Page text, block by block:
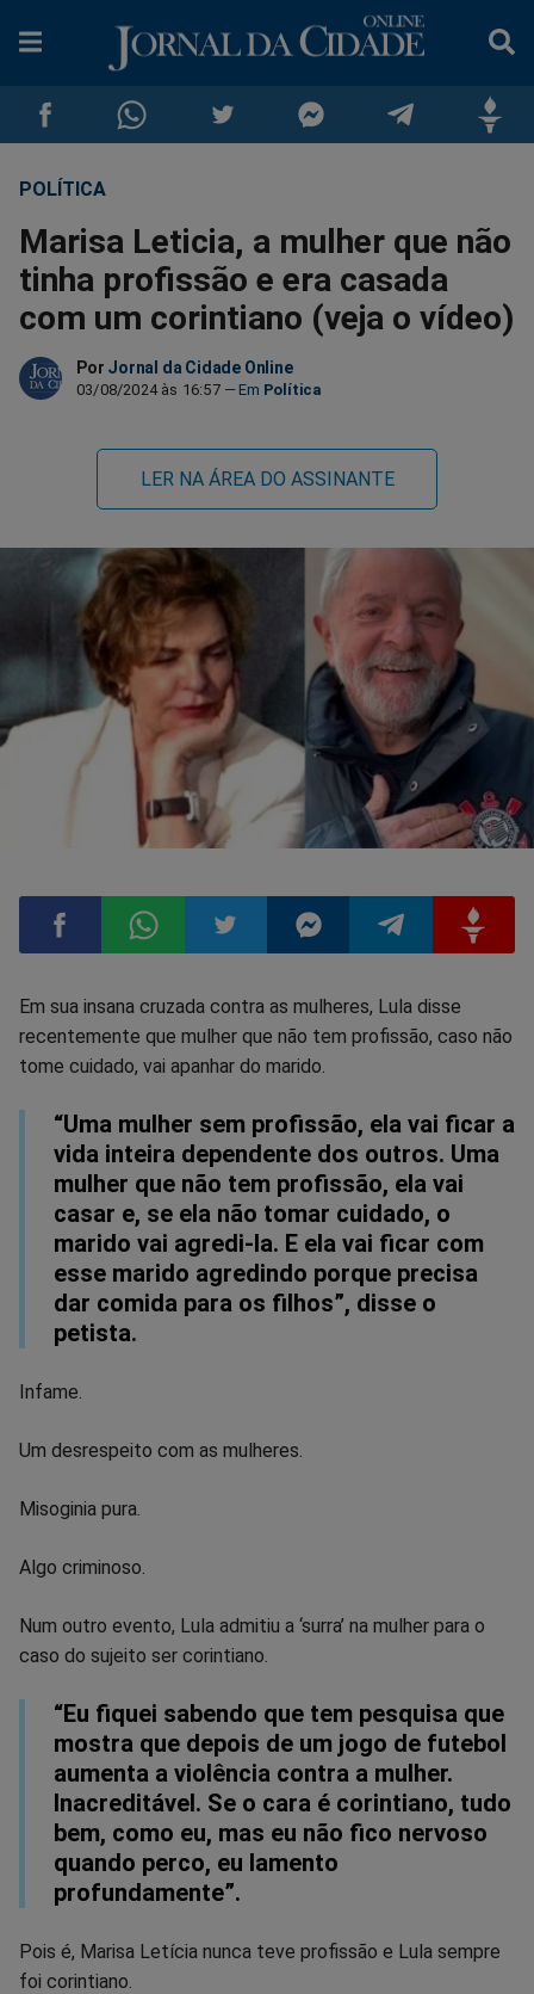
Compartilhar
no
Facebook
Compartilhar
no
Whatsapp
no
Twitter
no
Messenger
no
Telegram
no
Gettr
POLÍTICA
Marisa Leticia, a mulher que não
tinha profissão e era casada
com um corintiano (veja o vídeo)
Por Jornal da Cidade Online
03/08/2024 às 16:57 Política
LER NA ÁREA DO ASSINANTE
Compartilhar
no
Facebook
Compartilhar
no
Whatsapp
Compartilhar
no
Twitter
Compartilhar
no
Messenger
Compartilhar
TelegramGettr
Em sua insana cruzada contra as mulheres, Lula disse
recentemente que mulher que não tem profissão, caso não
tome cuidado, vai apanhar do marido.
“Uma mulher sem profissão, ela vai ficar a
vida inteira dependente dos outros. Uma
mulher que não tem profissão, ela vai
casar e, se ela não tomar cuidado, o
marido vai agredi-la. E ela vai ficar com
esse marido agredindo porque precisa
dar comida para os filhos”, disse o
petista.
Infame.
Um desrespeito com as mulheres.
Misoginia pura.
Algo criminoso.
Num outro evento, Lula admitiu a ‘surra’ na mulher para o
caso do sujeito ser corintiano.
“Eu fiquei sabendo que tem pesquisa que
mostra que depois de um jogo de futebol
aumenta a violência contra a mulher.
Inacreditável. Se o cara é corintiano, tudo
bem, como eu, mas eu não fico nervoso
quando perco, eu lamento
profundamente”.
Pois é, Marisa Letícia nunca teve profissão e Lula sempre
foi corintiano.